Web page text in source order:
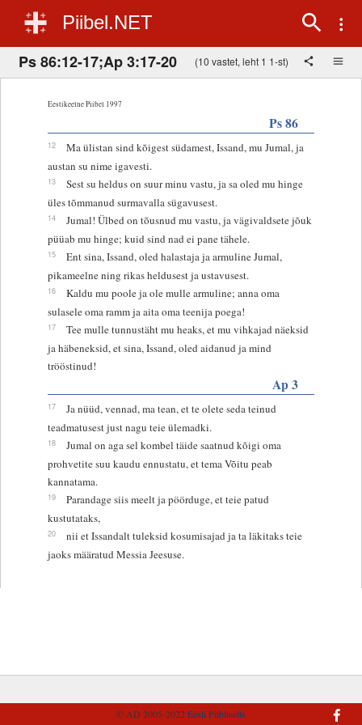
Piibel.NET
Ps 86:12-17;Ap 3:17-20 (10 vastet, leht 1 1-st)
Eestikeelne Piibel 1997
Ps 86
12
Ma ülistan sind kõigest südamest, Issand, mu Jumal, ja
austan su nime igavesti.
13
Sest su heldus on suur minu vastu, ja sa oled mu hinge
üles tõmmanud surmavalla sügavusest.
14
Jumal! Ülbed on tõusnud mu vastu, ja vägivaldsete jõuk
püüab mu hinge; kuid sind nad ei pane tähele.
15
Ent sina, Issand, oled halastaja ja armuline Jumal,
pikameelne ning rikas heldusest ja ustavusest.
16
Kaldu mu poole ja ole mulle armuline; anna oma
sulasele oma ramm ja aita oma teenija poega!
17
Tee mulle tunnustäht mu heaks, et mu vihkajad näeksid
ja häbeneksid, et sina, Issand, oled aidanud ja mind
trööstinud!
Ap 3
17
Ja nüüd, vennad, ma tean, et te olete seda teinud
teadmatusest just nagu teie ülemadki.
18
Jumal on aga sel kombel täide saatnud kõigi oma
prohvetite suu kaudu ennustatu, et tema Võitu peab
kannatama.
19
Parandage siis meelt ja pöörduge, et teie patud
kustutataks,
20
nii et Issandalt tuleksid kosumisajad ja ta läkitaks teie
jaoks määratud Messia Jeesuse.
© AD 2005-2022Eesti Piibliselts